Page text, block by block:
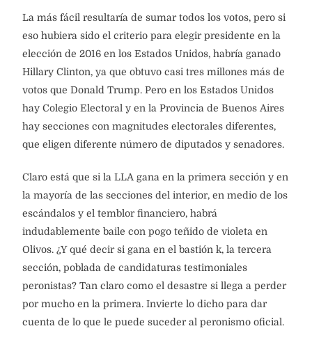
La más fácil resultaría de sumar todos los votos, pero si
eso hubiera sido el criterio para elegir presidente en la
elección de 2016 en los Estados Unidos, habría ganado
Hillary Clinton, ya que obtuvo casi tres millones más de
votos que Donald Trump. Pero en los Estados Unidos
hay Colegio Electoral y en la Provincia de Buenos Aires
hay secciones con magnitudes electorales diferentes,
que eligen diferente número de diputados y senadores.
Claro está que si la LLA gana en la primera sección y en
la mayoría de las secciones del interior, en medio de los
escándalos y el temblor financiero, habrá
indudablemente baile con pogo teñido de violeta en
Olivos. ¿Y qué decir si gana en el bastión k, la tercera
sección, poblada de candidaturas testimoniales
peronistas? Tan claro como el desastre si llega a perder
por mucho en la primera. Invierte lo dicho para dar
cuenta de lo que le puede suceder al peronismo oficial.